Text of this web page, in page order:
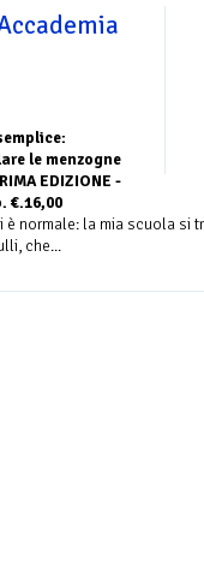
le menzogne
EDIZIONE -
€.16,00
normale: la mia scuola si
che...